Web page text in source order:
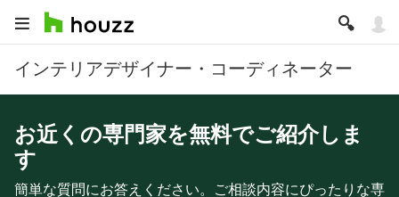
インテリアデザイナー・コーディネーター
お近くの専門家を無料でご紹介しま
す
簡単な質問にお答えください。ご相談内容にぴったりな専